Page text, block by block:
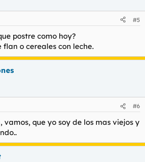
#5
postre como hoy?
o cereales con leche.
#6
vamos, que yo soy de los mas viejos y